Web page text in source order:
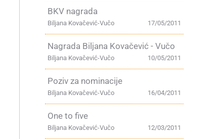
BKV nagrada
17/05/2011
Biljana Kovačević-Vučo
Nagrada Biljana Kovačević - Vučo
10/05/2011
Biljana Kovačević-Vučo
Poziv za nominacije
16/04/2011
Biljana Kovačević-Vučo
One to five
12/03/2011
Biljana Kovačević-Vučo